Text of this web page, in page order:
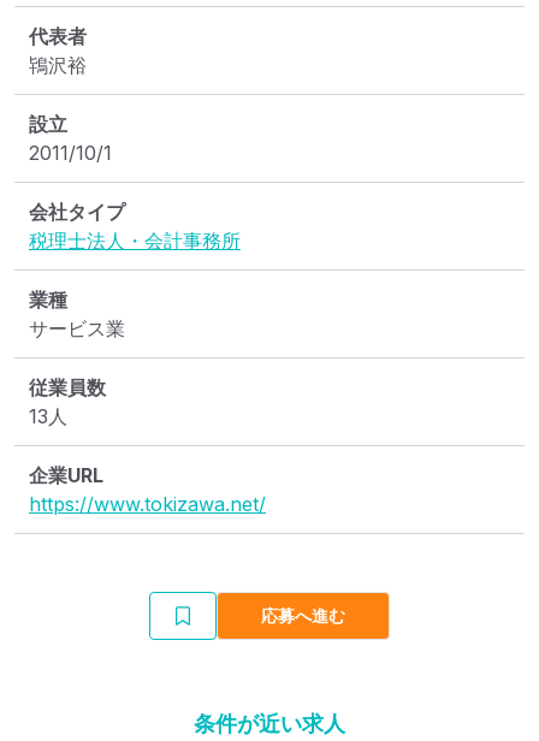
代表者
鴇沢裕
設立
2011/10/1
会社タイプ
税理士法人・会計事務所
業種
サービス業
従業員数
13人
企業URL
https://www.tokizawa.net/
応募へ進む
条件が近い求人